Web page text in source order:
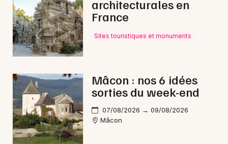
Sorties & loisirs
Danse en Saône-et-Loire
Danse en Bourgogne-Franche-Comté
architecturales en
France
Sites touristiques et monuments
Mâcon : nos 6 idées
sorties du week-end
07/08/2026 → 09/08/2026
Mâcon